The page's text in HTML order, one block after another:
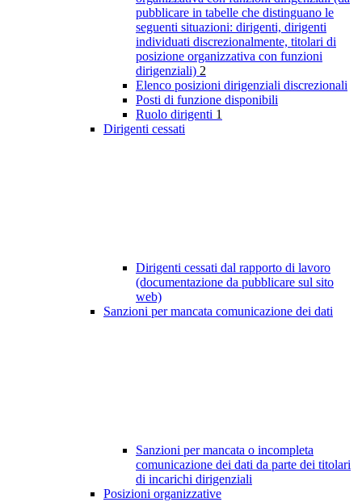
pubblicare in tabelle che distinguano le
seguenti situazioni: dirigenti, dirigenti
individuati discrezionalmente, titolari di
posizione organizzativa con funzioni
dirigenziali) 2
Elenco posizioni dirigenziali discrezionali
Posti di funzione disponibili
Ruolo dirigenti 1
Dirigenti cessati
Dirigenti cessati dal rapporto di lavoro
(documentazione da pubblicare sul sito
web)
Sanzioni per mancata comunicazione dei dati
Sanzioni per mancata o incompleta
comunicazione dei dati da parte dei titolari
di incarichi dirigenziali
Posizioni organizzative